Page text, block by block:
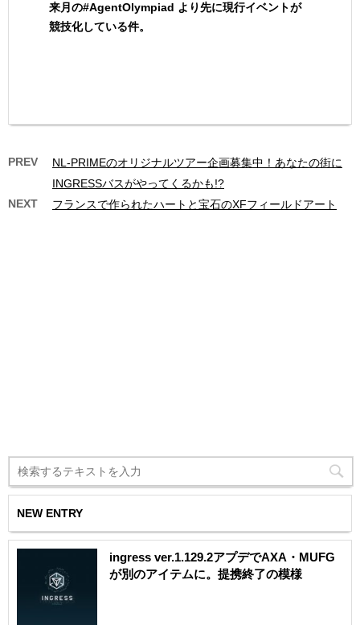
来月の#AgentOlympiad より先に現行イベントが
競技化している件。
PREV
NL-PRIMEのオリジナルツアー企画募集中！あなたの街に
INGRESSバスがやってくるかも!?
NEXT
フランスで作られたハートと宝石のXFフィールドアート
NEW ENTRY
ingress ver.1.129.2アプデでAXA・MUFG
が別のアイテムに。提携終了の模様